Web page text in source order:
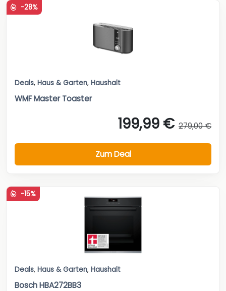
-28%
Deals, Haus & Garten, Haushalt
WMF Master Toaster
199,99 € 279,00 €
Zum Deal
-15%
Deals, Haus & Garten, Haushalt
Bosch HBA272BB3